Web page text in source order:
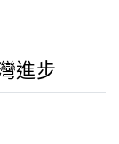
進步